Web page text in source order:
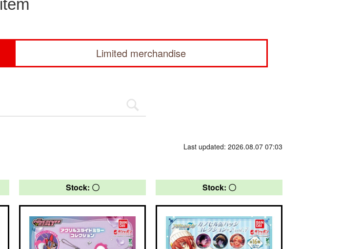
item
Limited merchandise
Last updated: 2026.08.07 07:03
Stock: 〇 Stock: 〇